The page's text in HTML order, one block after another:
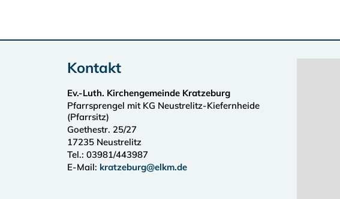
Kontakt
Ev.-Luth. Kirchengemeinde Kratzeburg
Pfarrsprengel mit KG Neustrelitz-Kiefernheide
(Pfarrsitz)
Goethestr. 25/27
17235 Neustrelitz
Tel.: 03981/443987
E-Mail: kratzeburg@elkm.de